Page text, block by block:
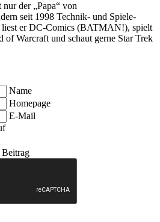
nur der „Papa“ von
seit 1998 Technik- und Spiele-
liest er DC-Comics (BATMAN!), spielt
of Warcraft und schaut gerne Star Trek
Name
Homepage
E-Mail
Beitrag